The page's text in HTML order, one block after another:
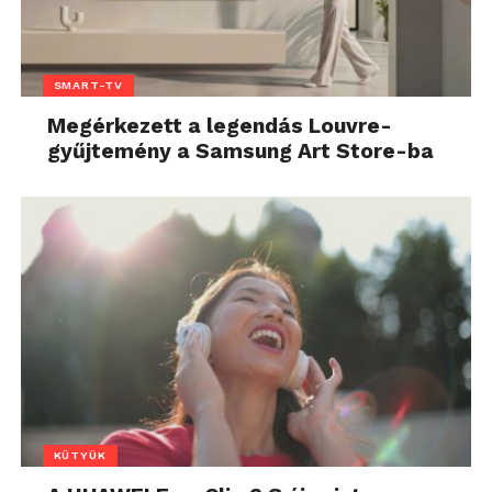
SMART-TV
Megérkezett a legendás Louvre-
gyűjtemény a Samsung Art Store-ba
KÜTYÜK